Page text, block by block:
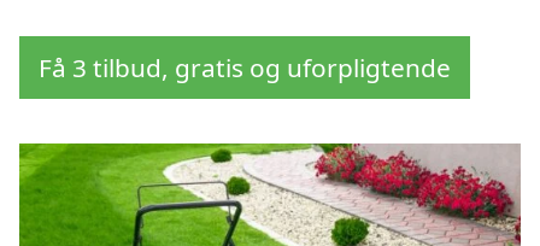
Få 3 tilbud, gratis og uforpligtende